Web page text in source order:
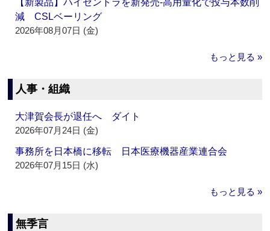
【新製品】ハイゼントラを新発売‐高用量化で投与本数削
減 CSLベーリング
2026年08月07日 (金)
もっと見る »
人事・組織
大津賀会長が退任へ ダイト
2026年07月24日 (金)
事務所を日本橋に移転 日本医療機器産業連合会
2026年07月15日 (水)
もっと見る »
無季言